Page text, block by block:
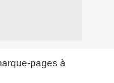
pages à